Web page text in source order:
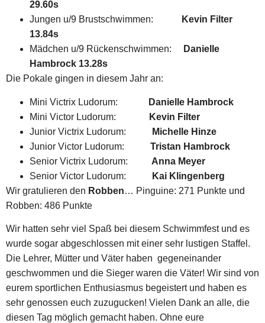
29.60s
Jungen u/9 Brustschwimmen:
Kevin Filter
13.84s
Mädchen u/9 Rückenschwimmen:
Danielle
Hambrock 13.28s
Die Pokale gingen in diesem Jahr an:
Mini Victrix Ludorum:
Danielle Hambrock
Mini Victor Ludorum:
Kevin Filter
Junior Victrix Ludorum:
Michelle Hinze
Junior Victor Ludorum: Tristan Hambrock
Senior Victrix Ludorum: Anna Meyer
Senior Victor Ludorum:
Kai Klingenberg
Wir gratulieren den Robben… Pinguine: 271 Punkte und
Robben: 486 Punkte
Wir hatten sehr viel Spaß bei diesem Schwimmfest und es
wurde sogar abgeschlossen mit einer sehr lustigen Staffel.
Die Lehrer, Mütter und Väter haben gegeneinander
geschwommen und die Sieger waren die Väter! Wir sind von
eurem sportlichen Enthusiasmus begeistert und haben es
sehr genossen euch zuzugucken! Vielen Dank an alle, die
diesen Tag möglich gemacht haben. Ohne eure